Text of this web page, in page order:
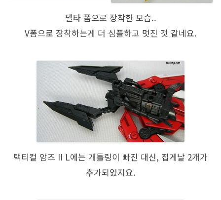
델타 폼으로 장착한 모습..
V폼으로 장착하는게 더 심플하고 멋진 것 같네요.
택티컬 암즈 II L에는 개틀링이 빠진 대신, 집게날 2개가
추가되었지요.